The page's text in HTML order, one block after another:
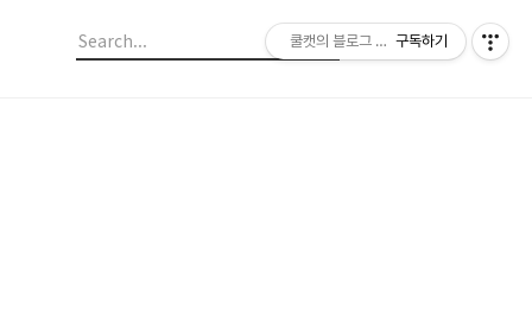
쿨캣의 블로그 놀이구독하기